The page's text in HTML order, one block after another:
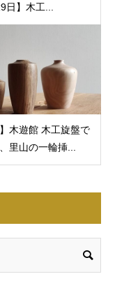
日】木工...
】木遊館 木工旋盤で
里山の一輪挿...